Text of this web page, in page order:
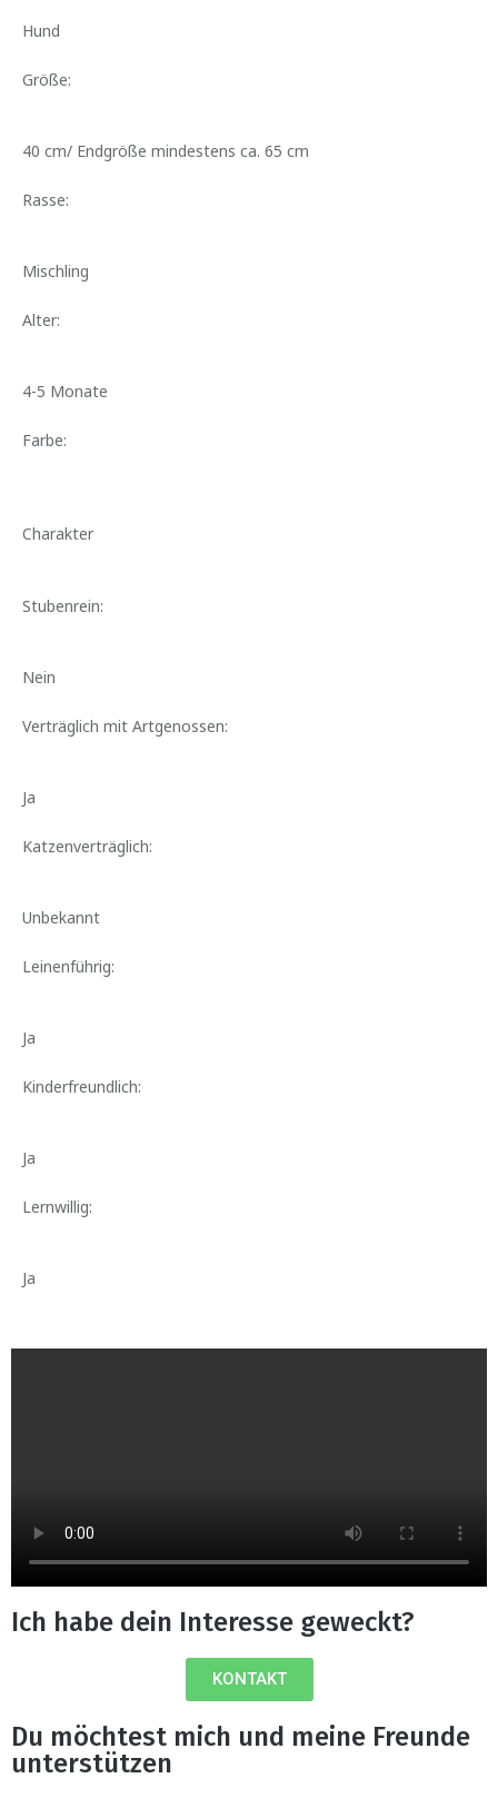
Hund
Größe:
40 cm/ Endgröße mindestens ca. 65 cm
Rasse:
Mischling
Alter:
4-5 Monate
Farbe:
Charakter
Stubenrein:
Nein
Verträglich mit Artgenossen:
Ja
Katzenverträglich:
Unbekannt
Leinenführig:
Ja
Kinderfreundlich:
Ja
Lernwillig:
Ja
Ich habe dein Interesse geweckt?
KONTAKT
Du möchtest mich und meine Freunde
unterstützen